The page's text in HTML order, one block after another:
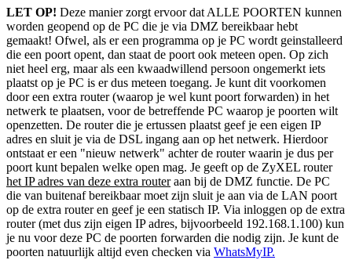
LET OP! Deze manier zorgt ervoor dat ALLE POORTEN kunnen
worden geopend op de PC die je via DMZ bereikbaar hebt
gemaakt! Ofwel, als er een programma op je PC wordt geinstalleerd
die een poort opent, dan staat de poort ook meteen open. Op zich
niet heel erg, maar als een kwaadwillend persoon ongemerkt iets
plaatst op je PC is er dus meteen toegang. Je kunt dit voorkomen
door een extra router (waarop je wel kunt poort forwarden) in het
netwerk te plaatsen, voor de betreffende PC waarop je poorten wilt
openzetten. De router die je ertussen plaatst geef je een eigen IP
adres en sluit je via de DSL ingang aan op het netwerk. Hierdoor
ontstaat er een "nieuw netwerk" achter de router waarin je dus per
poort kunt bepalen welke open mag. Je geeft op de ZyXEL router
het IP adres van deze extra routeraan bij de DMZ functie. De PC
die van buitenaf bereikbaar moet zijn sluit je aan via de LAN poort
op de extra router en geef je een statisch IP. Via inloggen op de extra
router (met dus zijn eigen IP adres, bijvoorbeeld 192.168.1.100) kun
je nu voor deze PC de poorten forwarden die nodig zijn. Je kunt de
poorten natuurlijk altijd even checken via WhatsMyIP.